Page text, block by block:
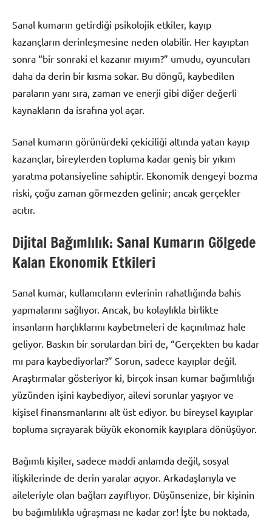
Sanal kumarın getirdiği psikolojik etkiler, kayıp
kazançların derinleşmesine neden olabilir. Her kayıptan
sonra “bir sonraki el kazanır mıyım?” umudu, oyuncuları
daha da derin bir kısma sokar. Bu döngü, kaybedilen
paraların yanı sıra, zaman ve enerji gibi diğer değerli
kaynakların da israfına yol açar.
Sanal kumarın görünürdeki çekiciliği altında yatan kayıp
kazançlar, bireylerden topluma kadar geniş bir yıkım
yaratma potansiyeline sahiptir. Ekonomik dengeyi bozma
riski, çoğu zaman görmezden gelinir; ancak gerçekler
acıtır.
Dijital Bağımlılık: Sanal Kumarın Gölgede
Kalan Ekonomik Etkileri
Sanal kumar, kullanıcıların evlerinin rahatlığında bahis
yapmalarını sağlıyor. Ancak, bu kolaylıkla birlikte
insanların harçlıklarını kaybetmeleri de kaçınılmaz hale
geliyor. Baskın bir sorulardan biri de, “Gerçekten bu kadar
mı para kaybediyorlar?” Sorun, sadece kayıplar değil.
Araştırmalar gösteriyor ki, birçok insan kumar bağımlılığı
yüzünden işini kaybediyor, ailevi sorunlar yaşıyor ve
kişisel finansmanlarını alt üst ediyor. bu bireysel kayıplar
topluma sıçrayarak büyük ekonomik kayıplara dönüşüyor.
Bağımlı kişiler, sadece maddi anlamda değil, sosyal
ilişkilerinde de derin yaralar açıyor. Arkadaşlarıyla ve
aileleriyle olan bağları zayıflıyor. Düşünsenize, bir kişinin
bu bağımlılıkla uğraşması ne kadar zor! İşte bu noktada,